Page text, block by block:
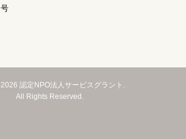
認定NPO法人サービスグラント.
All Rights Reserved.